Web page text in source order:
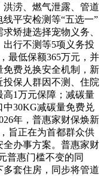
涝、燃气泄露、管道
平安检测等“五选一”
矫捷选择宠物义务、
行不测等5项义务投
最低保额365万元，并
费兑换安全机制，新
保人群因不测、住院
1万元保障；减碳量
30KG减碳量免费兑
年，普惠家财保焕新
旨正在为首都群众供
办事方案。普惠家财
普惠门槛不变的同
套住房，同步将管道